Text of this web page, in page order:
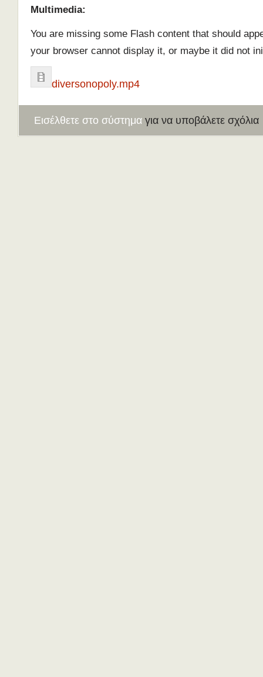
Multimedia:
You are missing some Flash content that should
your browser cannot display it, or maybe it did not
diversonopoly.mp4
Εισέλθετε στο σύστημα για να υποβάλετε σχόλια